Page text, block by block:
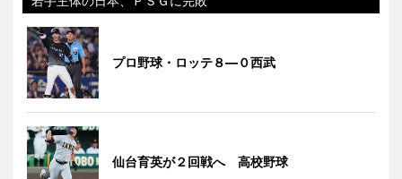
プロ野球・ロッテ８―０西武
仙台育英が２回戦へ 高校野球